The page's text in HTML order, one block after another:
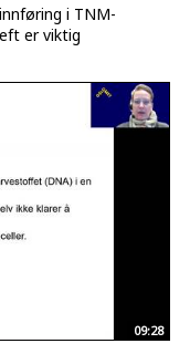
i TNM-
er viktig
09:28